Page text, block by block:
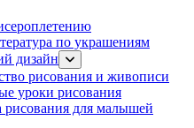
по украшениям
дизайн
рисования и живописи
уроки рисования
для малышей